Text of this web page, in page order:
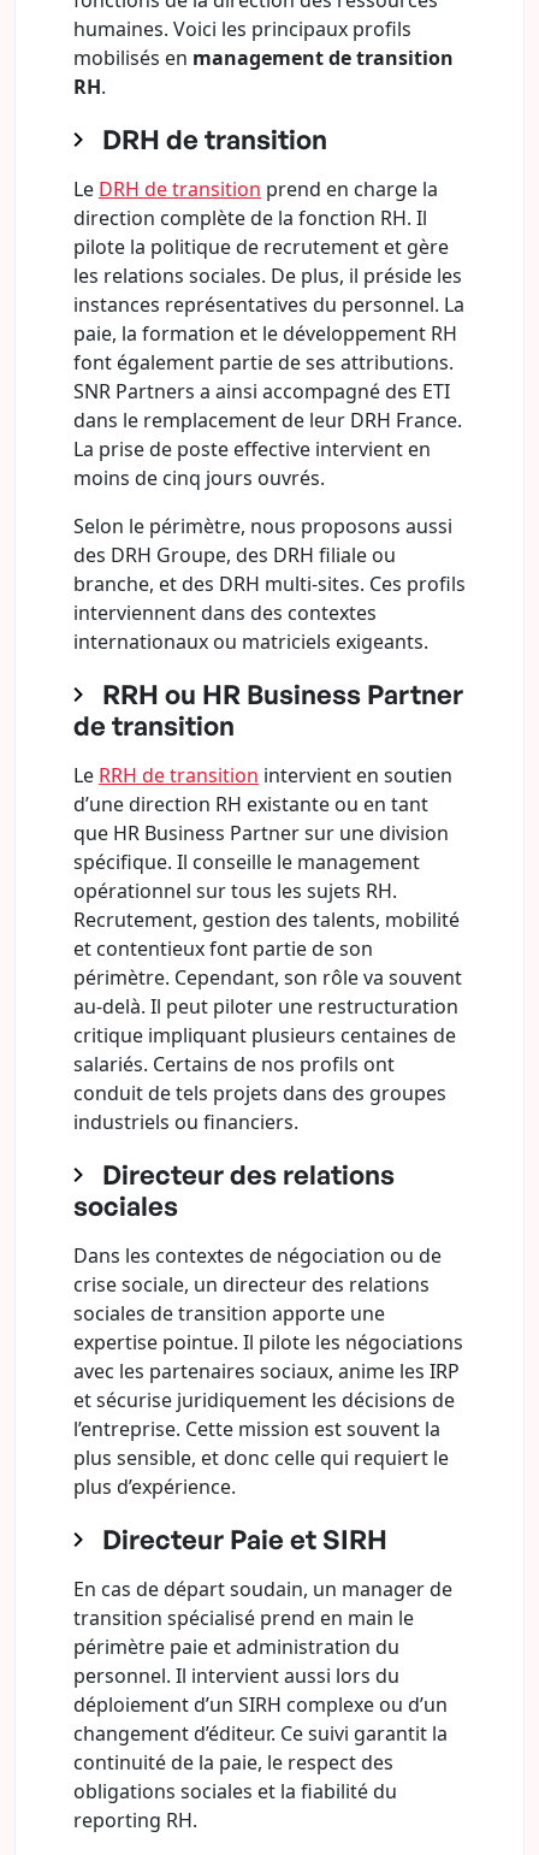
humaines. Voici les principaux profils
mobilisés en management de transition
RH.
DRH de transition
Le DRH de transition prend en charge la
direction complète de la fonction RH. Il
pilote la politique de recrutement et gère
les relations sociales. De plus, il préside les
instances représentatives du personnel. La
paie, la formation et le développement RH
font également partie de ses attributions.
SNR Partners a ainsi accompagné des ETI
dans le remplacement de leur DRH France.
La prise de poste effective intervient en
moins de cinq jours ouvrés.
Selon le périmètre, nous proposons aussi
des DRH Groupe, des DRH filiale ou
branche, et des DRH multi-sites. Ces profils
interviennent dans des contextes
internationaux ou matriciels exigeants.
RRH ou HR Business Partner
de transition
Le RRH de transition intervient en soutien
d’une direction RH existante ou en tant
que HR Business Partner sur une division
spécifique. Il conseille le management
opérationnel sur tous les sujets RH.
Recrutement, gestion des talents, mobilité
et contentieux font partie de son
périmètre. Cependant, son rôle va souvent
au-delà. Il peut piloter une restructuration
critique impliquant plusieurs centaines de
salariés. Certains de nos profils ont
conduit de tels projets dans des groupes
industriels ou financiers.
Directeur des relations
sociales
Dans les contextes de négociation ou de
crise sociale, un directeur des relations
sociales de transition apporte une
expertise pointue. Il pilote les négociations
avec les partenaires sociaux, anime les IRP
et sécurise juridiquement les décisions de
l’entreprise. Cette mission est souvent la
plus sensible, et donc celle qui requiert le
plus d’expérience.
Directeur Paie et SIRH
En cas de départ soudain, un manager de
transition spécialisé prend en main le
périmètre paie et administration du
personnel. Il intervient aussi lors du
déploiement d’un SIRH complexe ou d’un
changement d’éditeur. Ce suivi garantit la
continuité de la paie, le respect des
obligations sociales et la fiabilité du
reporting RH.